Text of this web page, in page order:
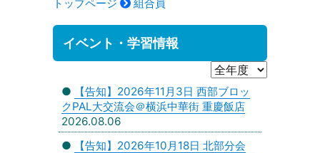
トップページ 組合員
イベント・学習情報
●
【告知】2026年11月3日 西部ブロッ
クPAL大交流会＠横浜中華街 重慶飯店
2026.08.06
●
【告知】2026年10月18日 北部分会